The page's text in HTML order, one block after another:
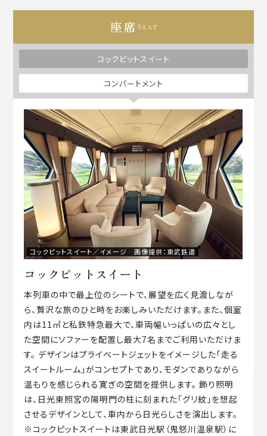
座席 Seat
コックピットスイート／イメージ 画像提供：東武鉄道
コックピットスイート
本列車の中で最上位のシートで、展望を広く見渡しなが
ら、贅沢な旅のひと時をお楽しみいただけます。また、個室
内は11㎡と私鉄特急最大で、車両幅いっぱいの広々とし
た空間にソファーを配置し最大7名までご利用いただけま
す。 デザインはプライベートジェットをイメージした「走る
スイートルーム」がコンセプトであり、モダンでありながら
温もりを感じられる寛ぎの空間を提供します。 飾り照明
は、日光東照宮の陽明門の柱に刻まれた「グリ紋」を想起
させるデザインとして、車内から日光らしさを演出します。
※コックピットスイートは東武日光駅（鬼怒川温泉駅）に
コックピットスイート
コンパートメント